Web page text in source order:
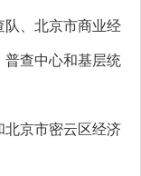
队、北京市商业经
普查中心和基层统
北京市密云区经济